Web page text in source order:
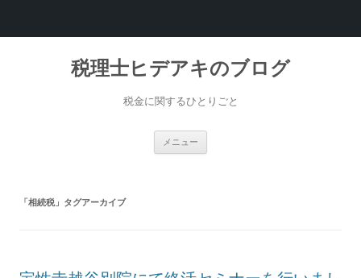
税理士ヒデアキのブログ
税金に関するひとりごと
メニュー
「相続税 」タグアーカイブ